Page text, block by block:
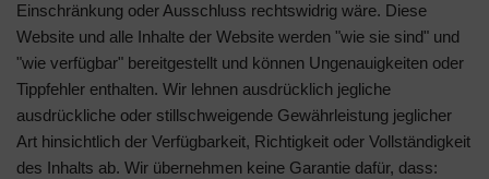
Einschränkung oder Ausschluss rechtswidrig wäre. Diese
Website und alle Inhalte der Website werden "wie sie sind" und
"wie verfügbar" bereitgestellt und können Ungenauigkeiten oder
Tippfehler enthalten. Wir lehnen ausdrücklich jegliche
ausdrückliche oder stillschweigende Gewährleistung jeglicher
Art hinsichtlich der Verfügbarkeit, Richtigkeit oder Vollständigkeit
des Inhalts ab. Wir übernehmen keine Garantie dafür, dass: